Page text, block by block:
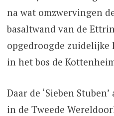
na wat omzwervingen
basaltwand van de
opgedroogde zuidelijke
in het bos de
Daar de ‘Sieben
in de Tweede